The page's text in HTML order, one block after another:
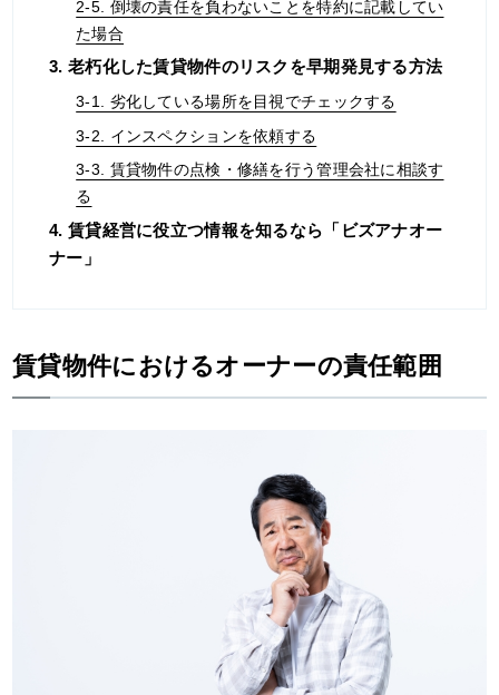
2-5. 倒壊の責任を負わないことを特約に記載してい
た場合
3. 老朽化した賃貸物件のリスクを早期発見する方法
3-1. 劣化している場所を目視でチェックする
3-2. インスペクションを依頼する
3-3. 賃貸物件の点検・修繕を行う管理会社に相談す
る
4. 賃貸経営に役立つ情報を知るなら「ビズアナオー
ナー」
賃貸物件におけるオーナーの責任範囲